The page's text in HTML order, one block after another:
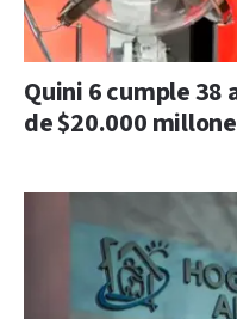
Quini 6 cumple 38
de $20.000